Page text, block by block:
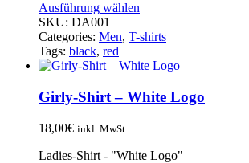
Ausführung wählen
SKU: DA001
Categories: Men, T-shirts
Tags: black, red
Girly-Shirt – White Logo
18,00€ inkl. MwSt.
Ladies-Shirt - "White Logo"